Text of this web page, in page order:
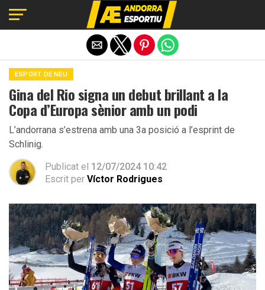
ESPORT DE NEU
Gina del Rio signa un debut brillant a la
Copa d’Europa sènior amb un podi
L’andorrana s’estrena amb una 3a posició a l’esprint de
Schlinig.
Publicat el 12/07/2024 10:42
Escrit per Víctor Rodrigues
Exit mobile version